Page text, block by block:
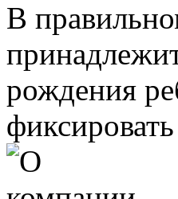
В
рождения